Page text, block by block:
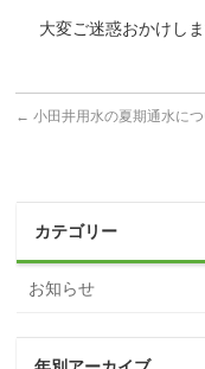
大変ご迷惑おかけしま
← 小田井用水の夏期通水に
カテゴリー
お知らせ